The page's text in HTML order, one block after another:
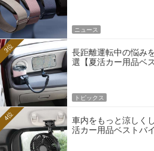
ニュース
長距離運転中の悩み
選【夏活カー用品ベ
3位
トピックス
車内をもっと涼しく
活カー用品ベストバイ
4位